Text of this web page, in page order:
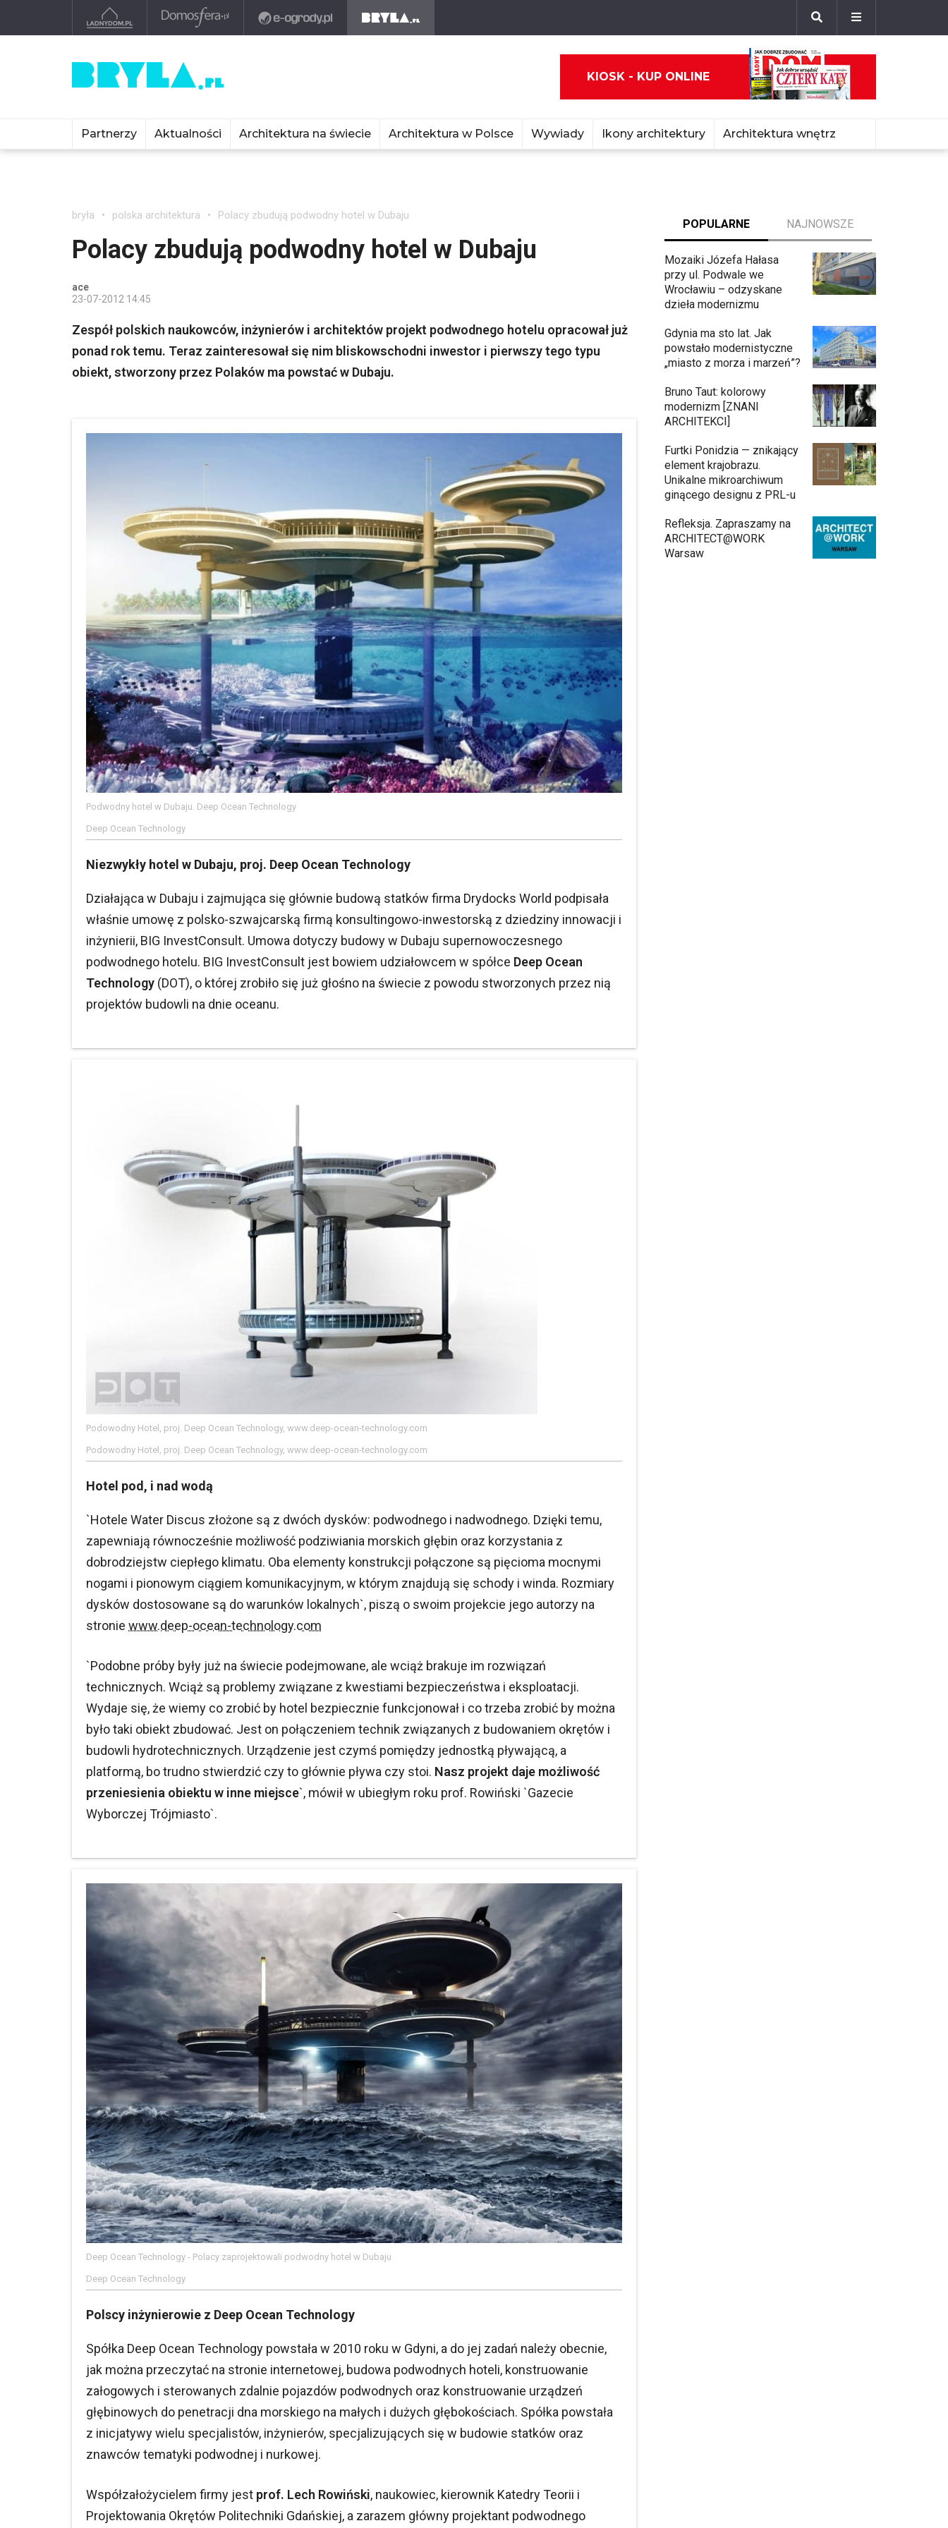
KIOSK - KUP ONLINE
Partnerzy Aktualności Architektura na świecie Architektura w Polsce Wywiady Ikony architektury Architektura wnętrz
bryła polska architektura Polacy zbudują podwodny hotel w Dubaju
Polacy zbudują podwodny hotel w Dubaju
ace
23-07-2012 14:45
Zespół polskich naukowców, inżynierów i architektów projekt podwodnego hotelu opracował już
ponad rok temu. Teraz zainteresował się nim bliskowschodni inwestor i pierwszy tego typu
obiekt, stworzony przez Polaków ma powstać w Dubaju.
Podwodny hotel w Dubaju. Deep Ocean Technology
Deep Ocean Technology
Niezwykły hotel w Dubaju, proj. Deep Ocean Technology
Działająca w Dubaju i zajmująca się głównie budową statków firma Drydocks World podpisała
właśnie umowę z polsko-szwajcarską firmą konsultingowo-inwestorską z dziedziny innowacji i
inżynierii, BIG InvestConsult. Umowa dotyczy budowy w Dubaju supernowoczesnego
podwodnego hotelu. BIG InvestConsult jest bowiem udziałowcem w spółce Deep Ocean
Technology (DOT), o której zrobiło się już głośno na świecie z powodu stworzonych przez nią
projektów budowli na dnie oceanu.
Podowodny Hotel, proj. Deep Ocean Technology, www.deep-ocean-technology.com
Podowodny Hotel, proj. Deep Ocean Technology, www.deep-ocean-technology.com
Hotel pod, i nad wodą
`Hotele Water Discus złożone są z dwóch dysków: podwodnego i nadwodnego. Dzięki temu,
zapewniają równocześnie możliwość podziwiania morskich głębin oraz korzystania z
dobrodziejstw ciepłego klimatu. Oba elementy konstrukcji połączone są pięcioma mocnymi
nogami i pionowym ciągiem komunikacyjnym, w którym znajdują się schody i winda. Rozmiary
dysków dostosowane są do warunków lokalnych`, piszą o swoim projekcie jego autorzy na
stronie www.deep-ocean-technology.com
`Podobne próby były już na świecie podejmowane, ale wciąż brakuje im rozwiązań
technicznych. Wciąż są problemy związane z kwestiami bezpieczeństwa i eksploatacji.
Wydaje się, że wiemy co zrobić by hotel bezpiecznie funkcjonował i co trzeba zrobić by można
było taki obiekt zbudować. Jest on połączeniem technik związanych z budowaniem okrętów i
budowli hydrotechnicznych. Urządzenie jest czymś pomiędzy jednostką pływającą, a
platformą, bo trudno stwierdzić czy to głównie pływa czy stoi. Nasz projekt daje możliwość
przeniesienia obiektu w inne miejsce`, mówił w ubiegłym roku prof. Rowiński `Gazecie
Wyborczej Trójmiasto`.
Deep Ocean Technology - Polacy zaprojektowali podwodny hotel w Dubaju
Deep Ocean Technology
Polscy inżynierowie z Deep Ocean Technology
Spółka Deep Ocean Technology powstała w 2010 roku w Gdyni, a do jej zadań należy obecnie,
jak można przeczytać na stronie internetowej, budowa podwodnych hoteli, konstruowanie
załogowych i sterowanych zdalnie pojazdów podwodnych oraz konstruowanie urządzeń
głębinowych do penetracji dna morskiego na małych i dużych głębokościach. Spółka powstała
z inicjatywy wielu specjalistów, inżynierów, specjalizujących się w budowie statków oraz
znawców tematyki podwodnej i nurkowej.
Współzałożycielem firmy jest prof. Lech Rowiński, naukowiec, kierownik Katedry Teorii i
Projektowania Okrętów Politechniki Gdańskiej, a zarazem główny projektant podwodnego
POPULARNE NAJNOWSZE
Mozaiki Józefa Hałasa
przy ul. Podwale we
Wrocławiu – odzyskane
dzieła modernizmu
Gdynia ma sto lat. Jak
powstało modernistyczne
„miasto z morza i marzeń”?
Bruno Taut: kolorowy
modernizm [ZNANI
ARCHITEKCI]
Furtki Ponidzia — znikający
element krajobrazu.
Unikalne mikroarchiwum
ginącego designu z PRL-u
Refleksja. Zapraszamy na
ARCHITECT@WORK
Warsaw